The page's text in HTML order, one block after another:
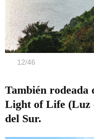
12/46
También rodeada
Light of Life (Luz
del Sur.